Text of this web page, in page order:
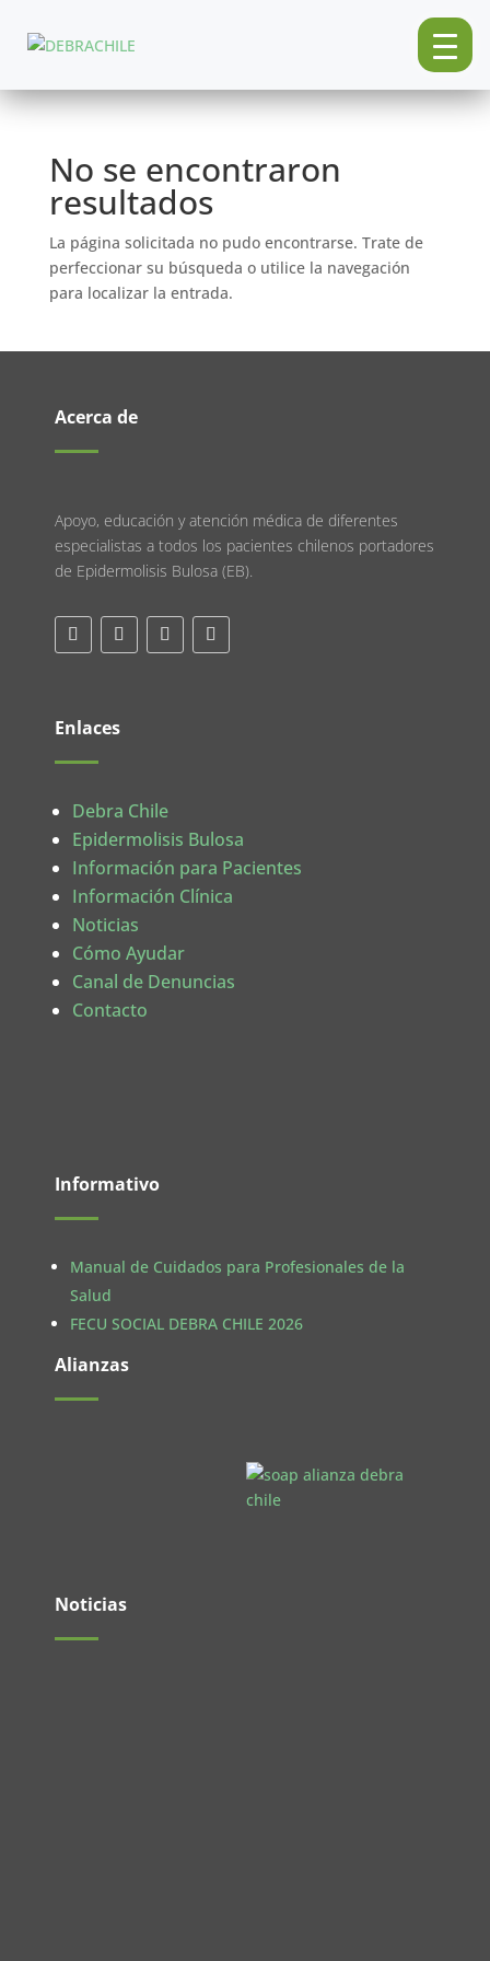
No se encontraron
resultados
La página solicitada no pudo encontrarse. Trate de
perfeccionar su búsqueda o utilice la navegación
para localizar la entrada.
Acerca de
Apoyo, educación y atención médica de diferentes
especialistas a todos los pacientes chilenos portadores
de Epidermolisis Bulosa (EB).
Enlaces
Debra Chile
Epidermolisis Bulosa
Información para Pacientes
Información Clínica
Noticias
Cómo Ayudar
Canal de Denuncias
Contacto
Informativo
Manual de Cuidados para Profesionales de la
Salud
FECU SOCIAL DEBRA CHILE 2026
Alianzas
Noticias